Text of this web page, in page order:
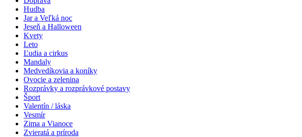
Hudba
Jar a Veľká noc
Jeseň a Halloween
Kvety
Leto
Ľudia a cirkus
Mandaly
Medvedíkovia a koníky
Ovocie a zelenina
Rozprávky a rozprávkové postavy
Šport
Valentín / láska
Vesmír
Zima a Vianoce
Zvieratá a príroda